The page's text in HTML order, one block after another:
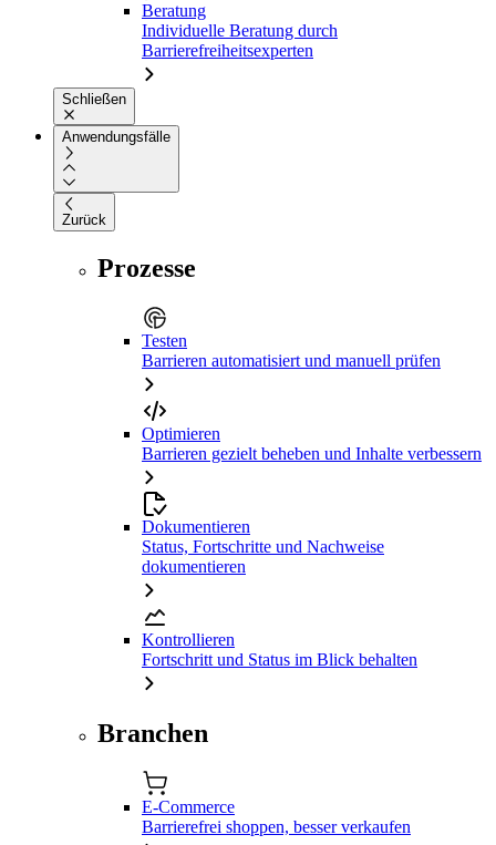
Beratung
Individuelle Beratung durch
Barrierefreiheitsexperten
Schließen
Anwendungsfälle
Zurück
Prozesse
Testen
Barrieren automatisiert und manuell prüfen
Optimieren
Barrieren gezielt beheben und Inhalte verbessern
Dokumentieren
Status, Fortschritte und Nachweise
dokumentieren
Kontrollieren
Fortschritt und Status im Blick behalten
Branchen
E-Commerce
Barrierefrei shoppen, besser verkaufen